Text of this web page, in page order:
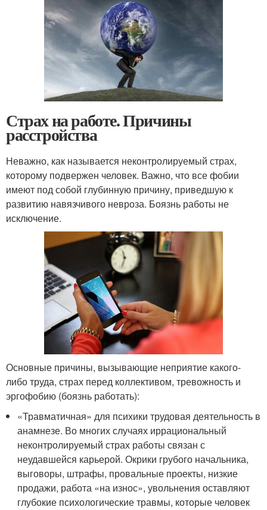
Страх на работе. Причины
расстройства
Неважно, как называется неконтролируемый страх,
которому подвержен человек. Важно, что все фобии
имеют под собой глубинную причину, приведшую к
развитию навязчивого невроза. Боязнь работы не
исключение.
Основные причины, вызывающие неприятие какого-
либо труда, страх перед коллективом, тревожность и
эргофобию (боязнь работать):
«Травматичная» для психики трудовая деятельность в
анамнезе. Во многих случаях иррациональный
неконтролируемый страх работы связан с
неудавшейся карьерой. Окрики грубого начальника,
выговоры, штрафы, провальные проекты, низкие
продажи, работа «на износ», увольнения оставляют
глубокие психологические травмы, которые человек